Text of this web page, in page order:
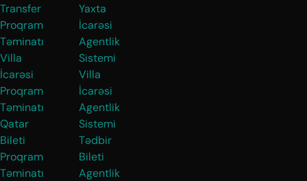
Transfer
Proqram
Təminatı
Villa
İcarəsi
Proqram
Təminatı
Qatar
Bileti
Proqram
Təminatı
Yaxta
İcarəsi
Agentlik
Sistemi
Villa
İcarəsi
Agentlik
Sistemi
Tədbir
Bileti
Agentlik